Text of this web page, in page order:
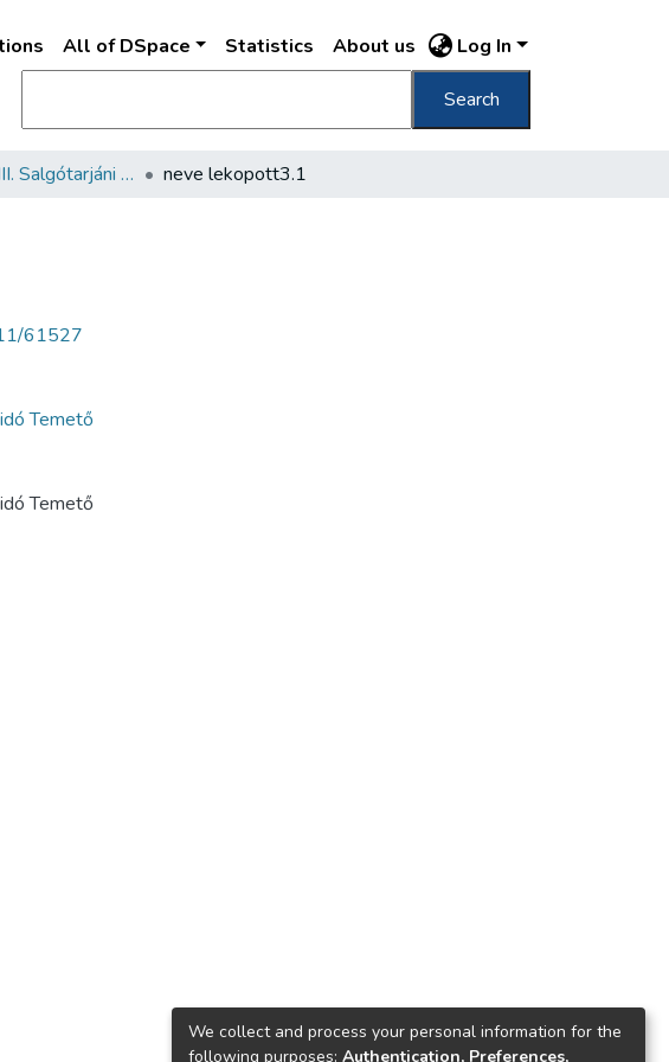
All of DSpace Statistics About us Log In
Search
Budapest VIII. Salgótarjáni úti Neológ Zsidó Temető neve lekopott3.1
61527
Temető
Temető
We collect and process your personal information for the
following purposes: Authentication, Preferences,